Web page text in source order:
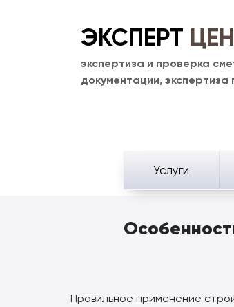
ЭКСПЕРТ
экспертиза и проверка
документации, экспертиза
Услуги
Правильное применение